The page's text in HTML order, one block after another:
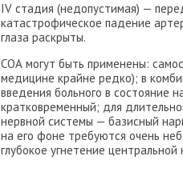
IV стадия (недопустимая) —
катастрофическое падение
глаза раскрыты.
СОА могут быть применены:
медицине крайне редко); в
введения больного в состояние
кратковременный; для
нервной системы — базисный
на его фоне требуются очень
глубокое угнетение